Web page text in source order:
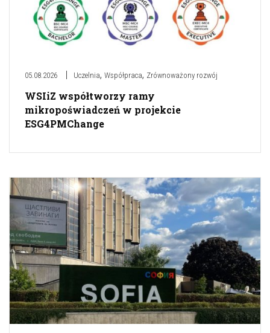
05.08.2026 Uczelnia, Współpraca, Zrównoważony rozwój
WSIiZ współtworzy ramy
mikropoświadczeń w projekcie
ESG4PMChange